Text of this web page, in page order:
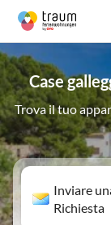
Case
Trova il tuo
Inviare
Richiesta